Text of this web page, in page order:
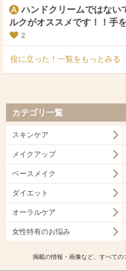
ハンドクリームではない
ルクがオススメです！！手
す！！
2
役に立った！一覧をもっとみる
カテゴリ一覧
スキンケア
メイクアップ
ベースメイク
ダイエット
オーラルケア
女性特有のお悩み
掲載の情報・画像など、すべての